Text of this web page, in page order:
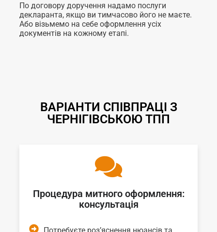
По договору доручення надамо послуги
декларанта, якщо ви тимчасово його не маєте.
Або візьмемо на себе оформлення усіх
документів на кожному етапі.
ВАРІАНТИ СПІВПРАЦІ З
ЧЕРНІГІВСЬКОЮ ТПП
Процедура митного оформлення:
консультація